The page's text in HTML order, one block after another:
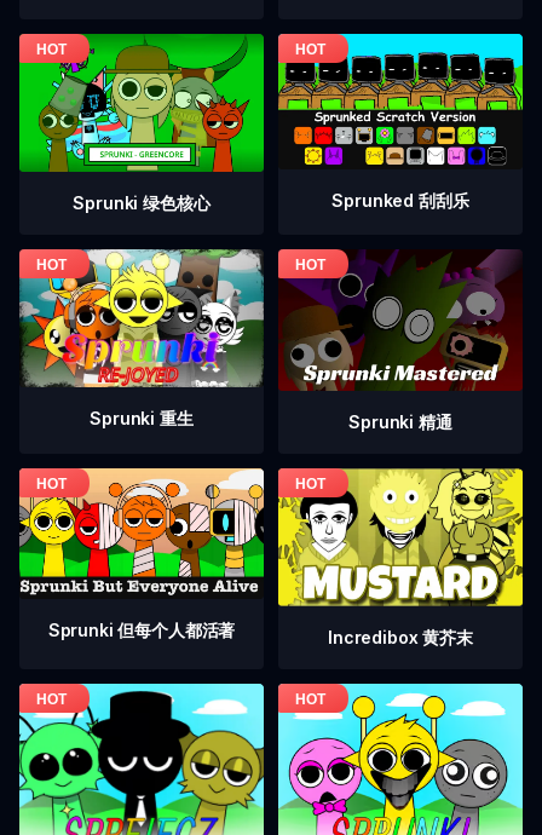
Sprunki 绿色核心 Sprunked 刮刮乐
Sprunki 重生 Sprunki 精通
Sprunki 但每个人都活著 Incredibox 黄芥末